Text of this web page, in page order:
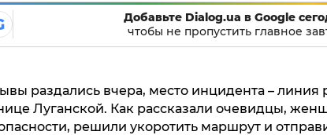
Добавьте Dialog.ua в Google
чтобы не пропустить главное
раздались вчера, место инцидента – линия
Луганской. Как рассказали очевидцы,
решили укоротить маршрут и